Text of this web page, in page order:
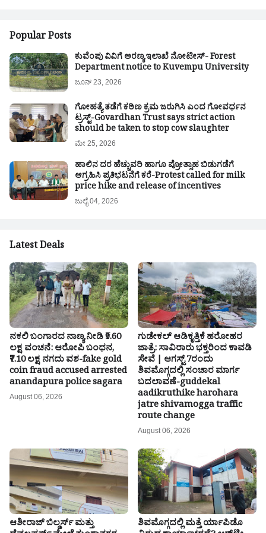
Popular Posts
ಕುವೆಂಪು ವಿವಿಗೆ ಅರಣ್ಯ ಇಲಾಖೆ ನೋಟೀಸ್- Forest
Department notice to Kuvempu University
ಜೂನ್ 23, 2026
ಗೋಹತ್ಯೆ ತಡೆಗೆ ಕಠಿಣ ಕ್ರಮ ಜರುಗಿಸಿ ಎಂದ ಗೋವರ್ಧನ
ಟ್ರಸ್ಟ್-Govardhan Trust says strict action
should be taken to stop cow slaughter
ಮೇ 25, 2026
ಹಾಲಿನ ದರ ಹೆಚ್ಚುವರಿ ಹಾಗೂ ಪ್ರೋತ್ಸಾಹ ಬಿಡುಗಡೆಗೆ
ಆಗ್ರಹಿಸಿ ಪ್ರತಿಭಟನೆಗೆ ಕರೆ-Protest called for milk
price hike and release of incentives
ಜುಲೈ 04, 2026
Latest Deals
ನಕಲಿ ಬಂಗಾರದ ನಾಣ್ಯ ನೀಡಿ ₹9.60
ಲಕ್ಷ ವಂಚನೆ: ಆರೋಪಿ ಬಂಧನ,
₹7.10 ಲಕ್ಷ ನಗದು ವಶ-fake gold
coin fraud accused arrested
anandapura police sagara
August 06, 2026
ಗುಡೇಕಲ್ ಆಡಿಕೃತ್ತಿಕೆ ಹರೋಹರ
ಜಾತ್ರೆ: ಸಾವಿರಾರು ಭಕ್ತರಿಂದ ಕಾವಡಿ
ಸೇವೆ | ಆಗಸ್ಟ್ 7ರಂದು
ಶಿವಮೊಗ್ಗದಲ್ಲಿ ಸಂಚಾರ ಮಾರ್ಗ
ಬದಲಾವಣೆ-guddekal
aadikruthike harohara
jatre shivamogga traffic
route change
August 06, 2026
ಆಶೀರಾಜ್ ಬಿಲ್ಡರ್ಸ್ ಮತ್ತು ಶಿವಮೊಗ್ಗದಲ್ಲಿ ಮತ್ತೆ ರ್ಯಾಪಿಡೊ